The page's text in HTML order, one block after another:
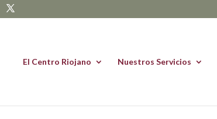
El Centro Riojano Nuestros Servicios